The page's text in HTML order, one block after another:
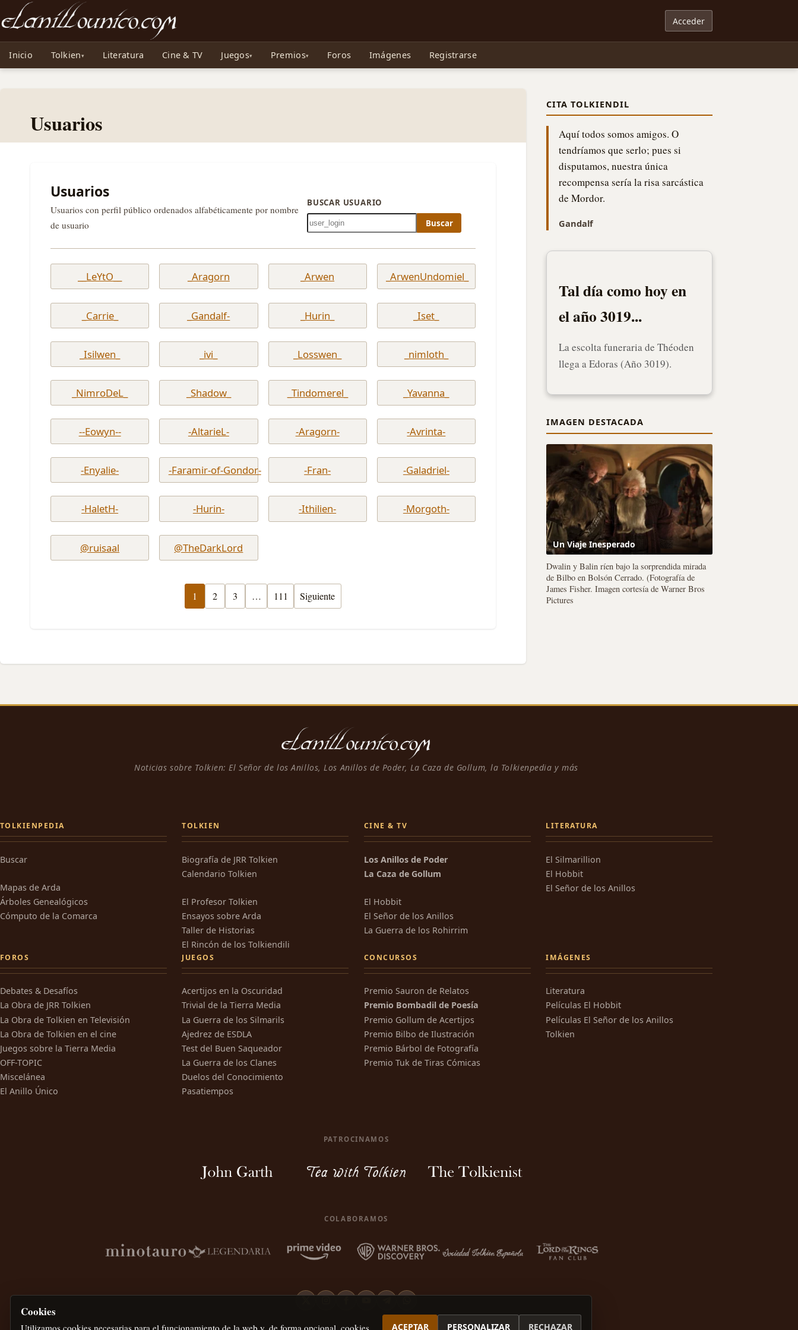
Noticias sobre Tolkien: El Señor de los Anillos, Los Anillos de Poder, La Caza de Gollum, la Tolkienpedia y más
Acceder
Inicio Tolkien Literatura Cine & TV Juegos Premios Foros Imágenes Registrarse
Usuarios
Usuarios
Usuarios con perfil público ordenados alfabéticamente por nombre
de usuario
BUSCAR USUARIO
Buscar
__LeYtO__ _Aragorn _Arwen _ArwenUndomiel_
_Carrie_ _Gandalf- _Hurin_ _Iset_
_Isilwen_ _ivi_ _Losswen_ _nimloth_
_NimroDeL_ _Shadow_ _Tindomerel_ _Yavanna_
--Eowyn-- -AltarieL- -Aragorn- -Avrinta-
-Enyalie- -Faramir-of-Gondor- -Fran- -Galadriel-
-HaletH- -Hurin- -Ithilien- -Morgoth-
@ruisaal @TheDarkLord
1 2 3 … 111 Siguiente
CITA TOLKIENDIL
Aquí todos somos amigos. O
tendríamos que serlo; pues si
disputamos, nuestra única
recompensa sería la risa sarcástica
de Mordor.
Gandalf
Tal día como hoy en
el año 3019...
La escolta funeraria de Théoden
llega a Edoras (Año 3019).
IMAGEN DESTACADA
Un Viaje Inesperado
Dwalin y Balin ríen bajo la sorprendida mirada
de Bilbo en Bolsón Cerrado. (Fotografía de
James Fisher. Imagen cortesía de Warner Bros
Pictures
Noticias sobre Tolkien: El Señor de los Anillos, Los Anillos de Poder, La Caza de Gollum, la Tolkienpedia y más
TOLKIENPEDIA
Buscar
Mapas de Arda
Árboles Genealógicos
Cómputo de la Comarca
TOLKIEN
Biografía de JRR Tolkien
Calendario Tolkien
El Profesor Tolkien
Ensayos sobre Arda
Taller de Historias
El Rincón de los Tolkiendili
CINE & TV
Los Anillos de Poder
La Caza de Gollum
El Hobbit
El Señor de los Anillos
La Guerra de los Rohirrim
LITERATURA
El Silmarillion
El Hobbit
El Señor de los Anillos
FOROS
Debates & Desafíos
La Obra de JRR Tolkien
La Obra de Tolkien en Televisión
La Obra de Tolkien en el cine
Juegos sobre la Tierra Media
OFF-TOPIC
Miscelánea
El Anillo Único
JUEGOS
Acertijos en la Oscuridad
Trivial de la Tierra Media
La Guerra de los Silmarils
Ajedrez de ESDLA
Test del Buen Saqueador
La Guerra de los Clanes
Duelos del Conocimiento
Pasatiempos
CONCURSOS
Premio Sauron de Relatos
Premio Bombadil de Poesía
Premio Gollum de Acertijos
Premio Bilbo de Ilustración
Premio Bárbol de Fotografía
Premio Tuk de Tiras Cómicas
IMÁGENES
Literatura
Películas El Hobbit
Películas El Señor de los Anillos
Tolkien
PATROCINAMOS
COLABORAMOS
Cookies
Utilizamos cookies necesarias para el funcionamiento de la web y, de forma opcional, cookies ACEPTAR PERSONALIZAR RECHAZAR